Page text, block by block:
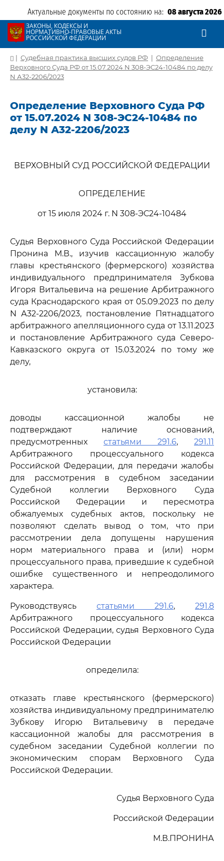
Актуальные документы по состоянию на: 08 августа 2026
ЗАКОНЫ, КОДЕКСЫ И
НОРМАТИВНО-ПРАВОВЫЕ АКТЫ
РОССИЙСКОЙ ФЕДЕРАЦИИ
| Судебная практика высших судов РФ | Определение
Верховного Суда РФ от 15.07.2024 N 308-ЭС24-10484 по делу
N А32-2206/2023
Определение Верховного Суда РФ
от 15.07.2024 N 308-ЭС24-10484 по
делу N А32-2206/2023
ВЕРХОВНЫЙ СУД РОССИЙСКОЙ ФЕДЕРАЦИИ
ОПРЕДЕЛЕНИЕ
от 15 июля 2024 г. N 308-ЭС24-10484
Судья Верховного Суда Российской Федерации
Пронина М.В., изучив кассационную жалобу
главы крестьянского (фермерского) хозяйства
индивидуального предпринимателя Зубкова
Игоря Витальевича на решение Арбитражного
суда Краснодарского края от 05.09.2023 по делу
N А32-2206/2023, постановление Пятнадцатого
арбитражного апелляционного суда от 13.11.2023
и постановление Арбитражного суда Северо-
Кавказского округа от 15.03.2024 по тому же
делу,
установила:
доводы кассационной жалобы не
подтверждают наличие оснований,
предусмотренных статьями 291.6, 291.11
Арбитражного процессуального кодекса
Российской Федерации, для передачи жалобы
для рассмотрения в судебном заседании
Судебной коллегии Верховного Суда
Российской Федерации и пересмотра
обжалуемых судебных актов, поскольку не
позволяют сделать вывод о том, что при
рассмотрении дела допущены нарушения
норм материального права и (или) норм
процессуального права, приведшие к судебной
ошибке существенного и непреодолимого
характера.
Руководствуясь статьями 291.6, 291.8
Арбитражного процессуального кодекса
Российской Федерации, судья Верховного Суда
Российской Федерации
определила:
отказать главе крестьянского (фермерского)
хозяйства индивидуальному предпринимателю
Зубкову Игорю Витальевичу в передаче
кассационной жалобы для рассмотрения в
судебном заседании Судебной коллегии по
экономическим спорам Верховного Суда
Российской Федерации.
Судья Верховного Суда
Российской Федерации
М.В.ПРОНИНА